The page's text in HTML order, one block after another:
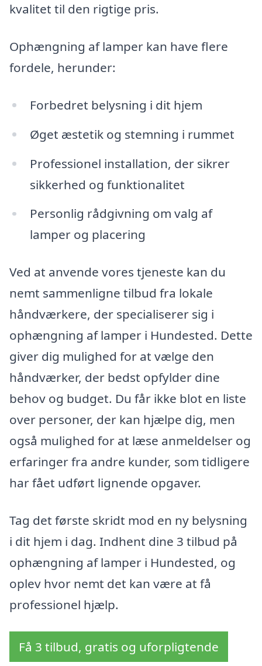
kvalitet til den rigtige pris.
Ophængning af lamper kan have flere
fordele, herunder:
Forbedret belysning i dit hjem
Øget æstetik og stemning i rummet
Professionel installation, der sikrer
sikkerhed og funktionalitet
Personlig rådgivning om valg af
lamper og placering
Ved at anvende vores tjeneste kan du
nemt sammenligne tilbud fra lokale
håndværkere, der specialiserer sig i
ophængning af lamper i Hundested. Dette
giver dig mulighed for at vælge den
håndværker, der bedst opfylder dine
behov og budget. Du får ikke blot en liste
over personer, der kan hjælpe dig, men
også mulighed for at læse anmeldelser og
erfaringer fra andre kunder, som tidligere
har fået udført lignende opgaver.
Tag det første skridt mod en ny belysning
i dit hjem i dag. Indhent dine 3 tilbud på
ophængning af lamper i Hundested, og
oplev hvor nemt det kan være at få
professionel hjælp.
Få 3 tilbud, gratis og uforpligtende